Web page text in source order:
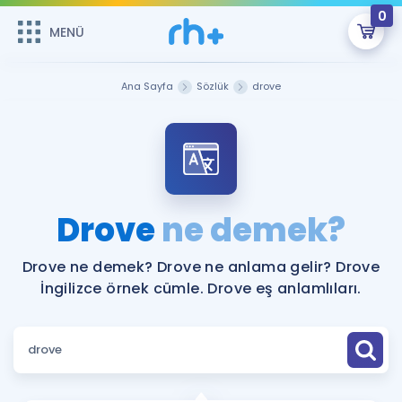
MENÜ
0
ÜYE DEĞİLİM
Sepetin Şu An Boş.
Remzi Hoca ile seni sınava hazırlayacak onlarca eğitim seni
bekliyor!
MENÜ
Faydalı Araçlar
Sözlük
Ana Sayfa Sözlük drove
Drovene demek?
Drove ne demek? Drove ne anlama gelir? Drove
İngilizce örnek cümle. Drove eş anlamlıları.